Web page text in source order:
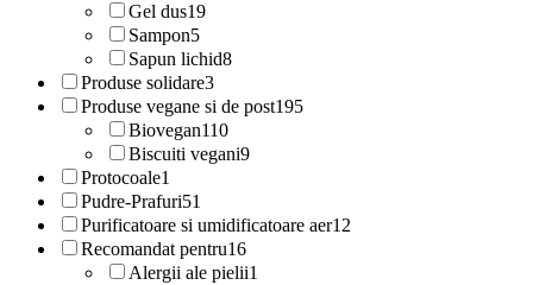
Gel dus19
Sampon5
Sapun lichid8
Produse solidare3
Produse vegane si de post195
Biovegan110
Biscuiti vegani9
Protocoale1
Pudre-Prafuri51
Purificatoare si umidificatoare aer12
Recomandat pentru16
Alergii ale pielii1